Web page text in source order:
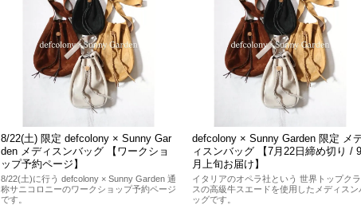
8/22(土) 限定 defcolony × Sunny Gar
den メディスンバッグ 【ワークショ
ップ予約ページ】
8/22(土)に行う defcolony × Sunny Garden 通
称サニコロニーのワークショップ予約ページ
です。
defcolony × Sunny Garden 限定 メ
ィスンバッグ 【7月22日締め切り / 9
月上旬お届け】
イタリアのオペラ社という 世界トップクラ
スの高級牛スエードを使用したメディスン
ッグです。